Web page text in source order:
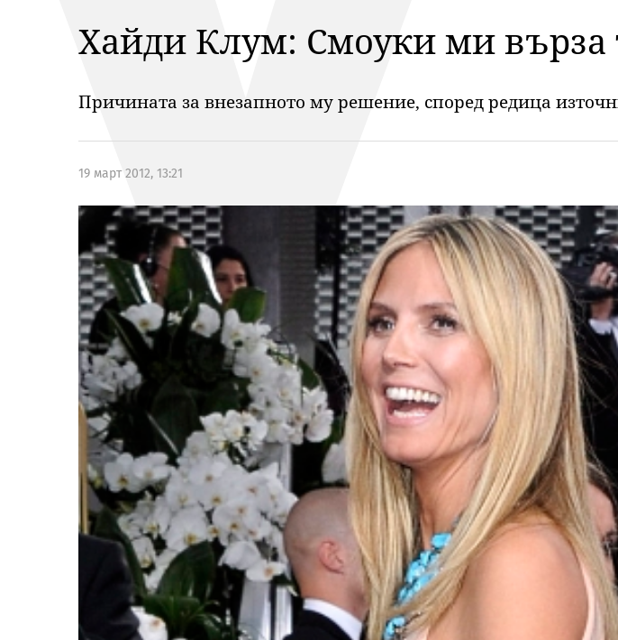
Хайди Клум: Смоуки ми върза
Причината за внезапното му решение, според редица
19 март 2012, 13:21